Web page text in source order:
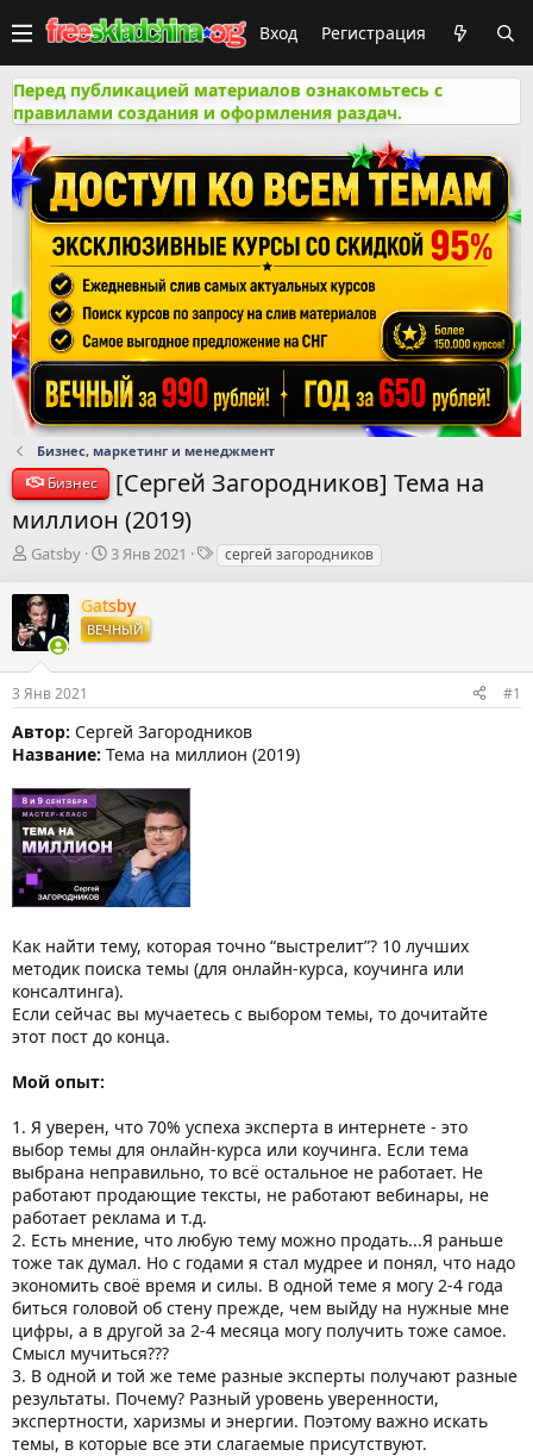
Вход Регистрация
Перед публикацией материалов ознакомьтесь с
правилами создания и оформления раздач.
Бизнес, маркетинг и менеджмент
Бизнес
[Сергей Загородников] Тема на
миллион (2019)
А
т
о
р
м
ы
Gatsby
Д
т
а
н
а
л
а
3 Янв 2021
Тсергей загородников
Gatsby
ВЕЧНЫЙ
3 Янв 2021 #1
Автор: Сергей Загородников
Название: Тема на миллион (2019)
Как найти тему, которая точно “выстрелит”? 10 лучших
методик поиска темы (для онлайн-курса, коучинга или
консалтинга).
Если сейчас вы мучаетесь с выбором темы, то дочитайте
этот пост до конца.
Мой опыт:
1. Я уверен, что 70% успеха эксперта в интернете - это
выбор темы для онлайн-курса или коучинга. Если тема
выбрана неправильно, то всё остальное не работает. Не
работают продающие тексты, не работают вебинары, не
работает реклама и т.д.
2. Есть мнение, что любую тему можно продать...Я раньше
тоже так думал. Но с годами я стал мудрее и понял, что надо
экономить своё время и силы. В одной теме я могу 2-4 года
биться головой об стену прежде, чем выйду на нужные мне
цифры, а в другой за 2-4 месяца могу получить тоже самое.
Смысл мучиться???
3. В одной и той же теме разные эксперты получают разные
результаты. Почему? Разный уровень уверенности,
экспертности, харизмы и энергии. Поэтому важно искать
темы, в которые все эти слагаемые присутствуют.